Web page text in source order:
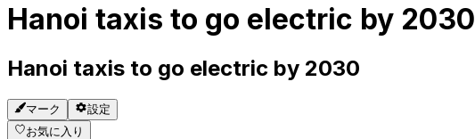
Hanoi taxis to go electric by 2030
Hanoi taxis to go electric by 2030
マーク
設定
お気に入り